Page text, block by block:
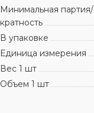
Минимальная партия/
кратность
В упаковке
Единица измерения
Вес 1 шт
Объем 1 шт